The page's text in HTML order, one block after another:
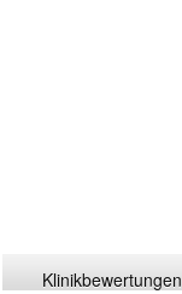
Klinikbewertungen